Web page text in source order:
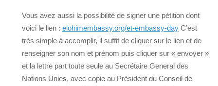
Vous avez aussi la possibilité de signer une pétition dont
voici le lien : elohimembassy.org/et-embassy-day C’est
très simple à accomplir, il suffit de cliquer sur le lien et de
renseigner son nom et prénom puis cliquer sur « envoyer »
et la lettre part toute seule au Secrétaire General des
Nations Unies, avec copie au Président du Conseil de